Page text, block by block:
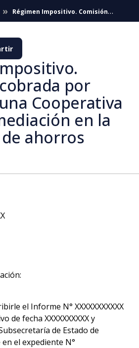
Régimen Impositivo. Comisión
Cooperativa por Intermediación en la
por
Cooperativa
en la
ahorros
el Informe N° XXXXXXXXXXX
de fecha XXXXXXXXXX y
de Estado de
el expediente N°